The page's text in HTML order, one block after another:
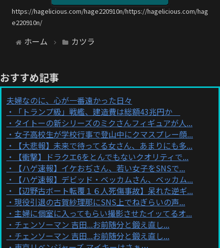
https://hagelicious.com/hage220910n/https://hagelicious.com/hag
e220910n/
ホーム カツラ
おすすめ記事
夫婦なのに、心が一番遠かった日々
「トランプ級」戦艦、建造費は総額43兆円か
タイトーの新シリーズのミクさんフィギュアが人...
女子高校生が学校行事で登山中にクマスプレー顔...
【大悲報】未来で待ってる女さん、あまりにも多...
【衝撃】ドラクエ6をとんでもないクオリティで...
【ハゲ速報】イケおぢさん、若い女子をSNSで...
【ハゲ速報】デビッド・ベッカムさん、ベッカム...
【辺野古ボート転覆１６人死傷事故】呆れた逆ギ...
現役引退の古賀紗理那にSNS上でねぎらいの声...
主婦に個室に入ってもらい撮影させたイッてるオ...
チェンソーマン 吉田...お前随分と鍛え直し...
チェンソーマン 吉田...お前随分と鍛え直し...